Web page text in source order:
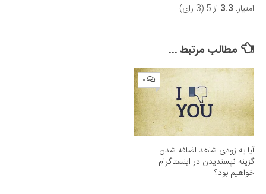
امتیاز: 3.3 از 5 (3 رای)
مطالب مرتبط ...
۰
آیا به زودی شاهد اضافه شدن
گزینه نپسندیدن در اینستاگرام
خواهیم بود؟